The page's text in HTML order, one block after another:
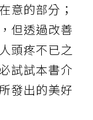
意的部分；
但透過改善
頭疼不已之
試試本書介
發出的美好